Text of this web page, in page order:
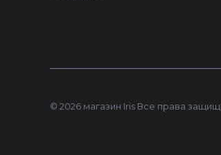
© 2026 магазин Iris Все права